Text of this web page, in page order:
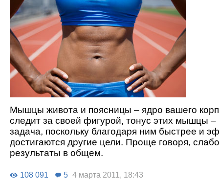
Мышцы живота и поясницы – ядро вашего
следит за своей фигурой, тонус этих мышцы –
задача, поскольку благодаря ним быстрее и
достигаются другие цели. Проще говоря,
результаты в общем.
108 091 5 4 марта 2011, 18:43